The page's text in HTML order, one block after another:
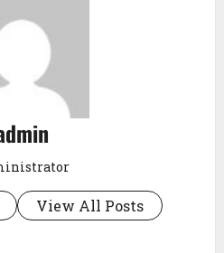
View All Posts